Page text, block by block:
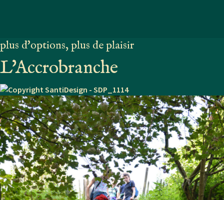
plus d'options, plus de plaisir
L'Accrobranche